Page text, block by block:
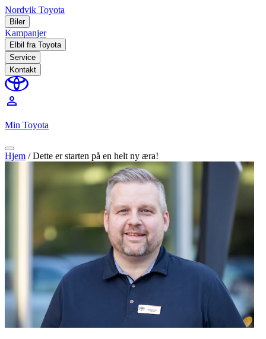
Nordvik Toyota
Biler
Kampanjer
Elbil fra Toyota
Service
Kontakt
perm_identity
Min Toyota
Hjem /Dette er starten på en helt ny æra!